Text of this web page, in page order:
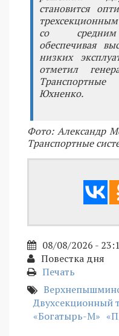
становится
со средним
обеспечивая
низких
отметил
Юхненко.
Фото: Александр
Транспортные
08/08/2026 -
Повестка дня
Печать
Двухсекционный
«Богатырь-М»